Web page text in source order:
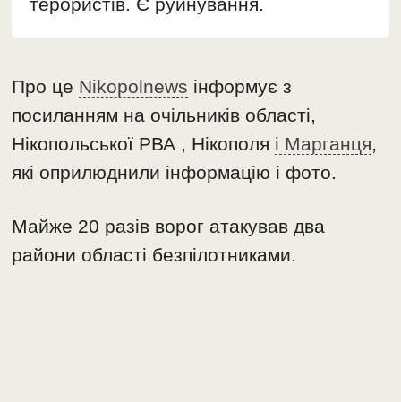
терористів. Є руйнування.
Про це Nikopolnews інформує з
посиланням на очільників області,
Нікопольської РВА , Нікополя і Марганця,
які оприлюднили інформацію і фото.
Майже 20 разів ворог атакував два
райони області безпілотниками.